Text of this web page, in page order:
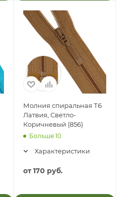
Молния спиральная Т6
Латвия, Светло-
Коричневый (856)
Больше 10
Характеристики
от170 руб.